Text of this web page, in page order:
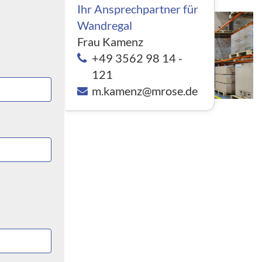
Ein
von
um
Regals
Ihr Ansprechpartner für
Wandregal
Frau Kamenz
+49 3562 98 14 -
121
m.kamenz@mrose.de